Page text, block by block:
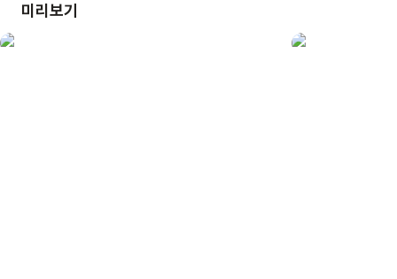
환경을 보호하는 멋진 어린이로 자라나길 바랍니다.
미리보기